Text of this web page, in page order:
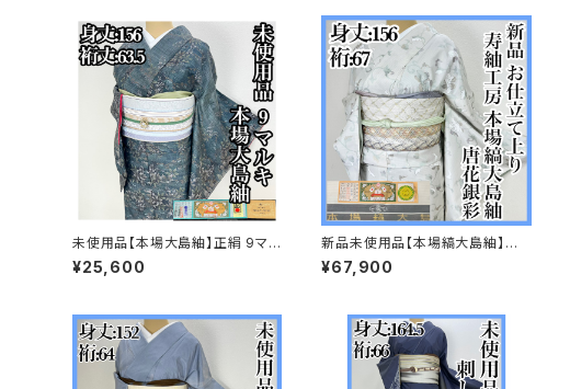
未使用品【本場大島紬】正絹 9マル
キ 小紋 s731
¥25,600
新品未使用品【本場縞大島紬】寿
紬工房 お仕立て上り 正絹 小
紋 s712
¥67,900